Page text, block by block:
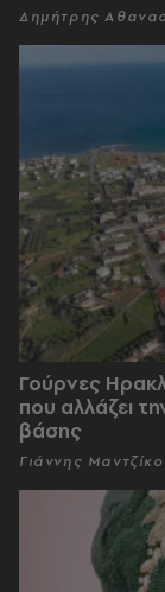
Δημήτρης
Γούρνες
που αλλάζει
βάσης
Γιάννης